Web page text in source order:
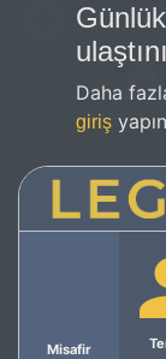
Daha
giriş
Misafir